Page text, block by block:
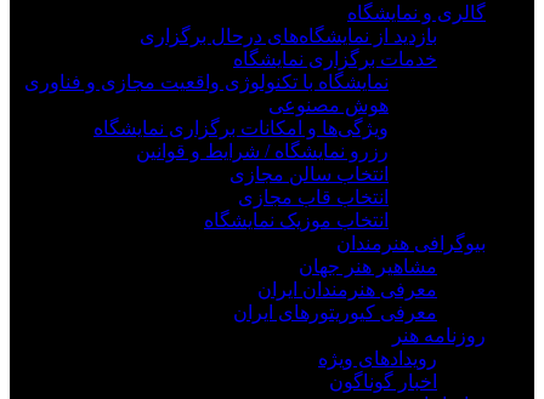
گالری و نمایشگاه
بازدید از نمایشگاه‌های درحال برگزاری
خدمات برگزاری نمایشگاه
نمایشگاه با تکنولوژی واقعیت مجازی و فناوری
هوش مصنوعی
ویژگی‌ها و امکانات برگزاری نمایشگاه
رزرو نمایشگاه / شرایط و قوانین
انتخاب سالن مجازی
انتخاب قاب مجازی
انتخاب موزیک نمایشگاه
بیوگرافی هنرمندان
مشاهیر هنر جهان
معرفی هنرمندان ایران
معرفی کیوریتورهای ایران
روزنامه هنر
رویدادهای ویژه
اخبار گوناگون